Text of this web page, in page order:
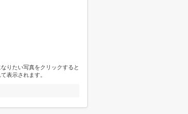
りたい写真をクリックすると
表示されます。